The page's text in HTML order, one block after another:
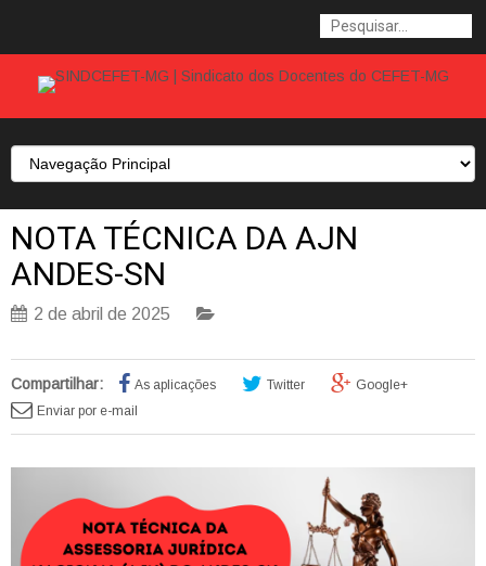
NOTA TÉCNICA DA AJN
ANDES-SN
2 de abril de 2025
Compartilhar: As aplicações Twitter
Google+
Enviar por e-mail